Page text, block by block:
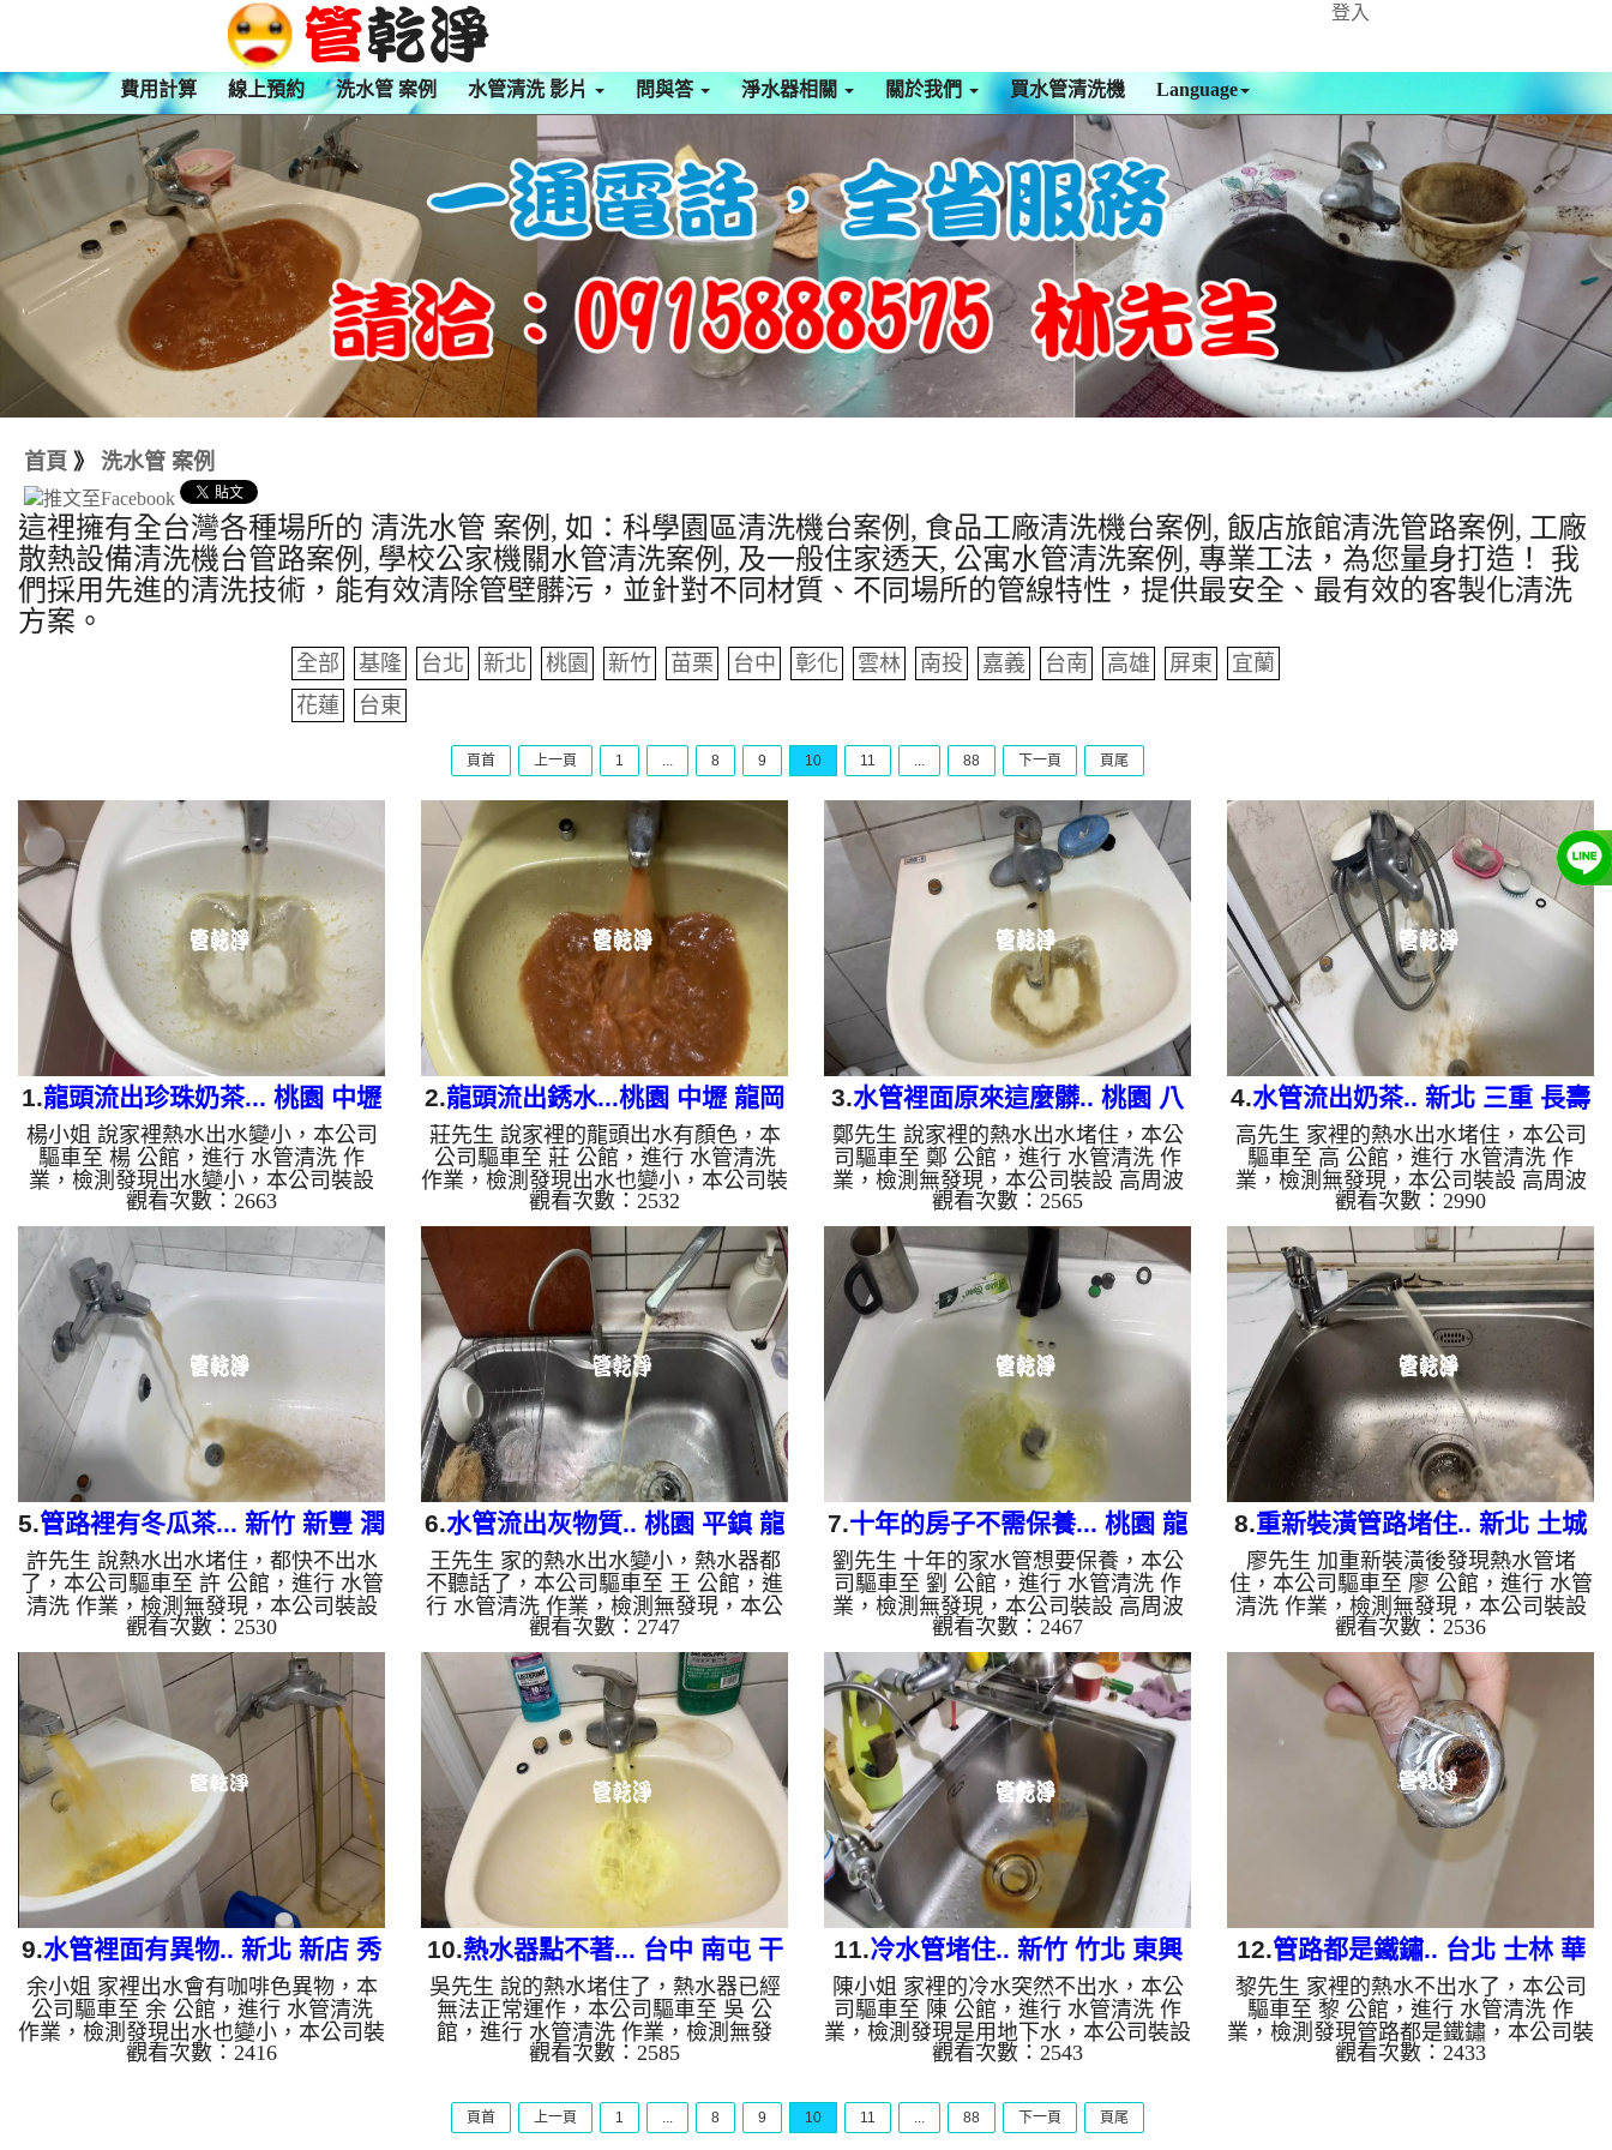
登入
費用計算 線上預約 洗水管 案例 水管清洗 影片 問與答 淨水器相關 關於我們 買水管清洗機 Language
首頁 》 洗水管 案例
這裡擁有全台灣各種場所的 清洗水管 案例, 如：科學園區清洗機台案例, 食品工廠清洗機台案例, 飯店旅館清洗管路案例, 工廠
散熱設備清洗機台管路案例, 學校公家機關水管清洗案例, 及一般住家透天, 公寓水管清洗案例, 專業工法，為您量身打造！ 我
們採用先進的清洗技術，能有效清除管壁髒污，並針對不同材質、不同場所的管線特性，提供最安全、最有效的客製化清洗
方案。
全部 基隆 台北 新北 桃園 新竹 苗栗 台中 彰化 雲林 南投 嘉義 台南 高雄 屏東
宜蘭
花蓮
台東
頁首 上一頁 1 ... 8 9 10 11 ... 88 下一頁 頁尾
1.龍頭流出珍珠奶茶... 桃園 中壢
福全路 清洗水管
楊小姐 說家裡熱水出水變小，本公司
驅車至 楊 公館，進行 水管清洗 作
業，檢測發現出水變小，本公司裝設
高周波水管清洗機，灌入 檸檬酸 至水
管，等了約15分，開啟 水管清洗機 ，
啟動 螺旋波 模式，一開始就流出髒
水，突然變成奶茶色，還掉出一顆顆的
異物，就像是珍珠奶茶，兩個多小時
後，出水變乾淨出水量也恢復了。 如
是自來水，如水管老化，會產生鐵鏽跟
泥沙堆積，洗出來的水就會是咖啡色，
地下水含有氧化錳，管壁上會結成黑色
管垢，洗出來的水會跟石油一樣黑，有
些洗出綠色的水，是因為裡面有銅的物
質，生鏽產生...
觀看次數：2663
2.龍頭流出銹水...桃園 中壢 龍岡
路 水管清洗
莊先生 說家裡的龍頭出水有顏色，本
公司驅車至 莊 公館，進行 水管清洗
作業，檢測發現出水也變小，本公司裝
設 高周波水管清洗機，灌入 檸檬酸 至
水管，等了約15分，開啟 水管清洗機
，啟動 螺旋波 模式，剛洗水管就如滔
滔江水，好髒的鐵鏽水，後來流出奶白
色髒水，兩個多小時後，出水變乾淨出
水量也恢復了。 如是自來水，如水管
老化，會產生鐵鏽跟泥沙堆積，洗出來
的水就會是咖啡色，地下水含有氧化
錳，管壁上會結成黑色管垢，洗出來的
水會跟石油一樣黑，有些洗出綠色的
水，是因為裡面有銅的物質，生鏽產生
銅綠，如...
觀看次數：2532
3.水管裡面原來這麼髒.. 桃園 八
德 建德路 熱水管堵塞
鄭先生 說家裡的熱水出水堵住，本公
司驅車至 鄭 公館，進行 水管清洗 作
業，檢測無發現，本公司裝設 高周波
水管清洗機，灌入 檸檬酸 至水管，等
了約15分，開啟 水管清洗機 ，啟動 螺
旋波 模式，一洗水管就流出奶白色髒
水，忽然顏色變深，還掉出不少料，清
洗期間管路常常堵住，兩個多小時後，
熱水出水量恢復了。 如是自來水，如
水管老化，會產生鐵鏽跟泥沙堆積，洗
出來的水就會是咖啡色，地下水含有氧
化錳，管壁上會結成黑色管垢，洗出來
的水會跟石油一樣黑，有些洗出綠色的
水，是因為裡面有銅的物質，生鏽產生
銅綠，...
觀看次數：2565
4.水管流出奶茶.. 新北 三重 長壽
街 洗水管
高先生 家裡的熱水出水堵住，本公司
驅車至 高 公館，進行 水管清洗 作
業，檢測無發現，本公司裝設 高周波
水管清洗機，灌入 檸檬酸 至水管，等
了約15分，開啟 水管清洗機 ，啟動 螺
旋波 模式，一洗水管就流出奶茶色髒
水，還掉出不少料，顏色越來越深，兩
個多小時後，出水變乾淨熱水出水量也
恢復了。 如是自來水，如水管老化，
會產生鐵鏽跟泥沙堆積，洗出來的水就
會是咖啡色，地下水含有氧化錳，管壁
上會結成黑色管垢，洗出來的水會跟石
油一樣黑，有些洗出綠色的水，是因為
裡面有銅的物質，生鏽產生銅綠，如是
藍色的水...
觀看次數：2990
5.管路裡有冬瓜茶... 新竹 新豐 潤
泰街 清洗水管
許先生 說熱水出水堵住，都快不出水
了，本公司驅車至 許 公館，進行 水管
清洗 作業，檢測無發現，本公司裝設
高周波水管清洗機，灌入 檸檬酸 至水
管，等了約15分，開啟 水管清洗機 ，
啟動 螺旋波 模式，剛開始就流出髒
水，髒水顏色越來越深，兩個多小時
後，出水變乾淨熱水量也恢復了。 如
是自來水，如水管老化，會產生鐵鏽跟
泥沙堆積，洗出來的水就會是咖啡色，
地下水含有氧化錳，管壁上會結成黑色
管垢，洗出來的水會跟石油一樣黑，有
些洗出綠色的水，是因為裡面有銅的物
質，生鏽產生銅綠，如是藍色的水，是
因為水龍...
觀看次數：2530
6.水管流出灰物質.. 桃園 平鎮 龍
安路 水管清洗
王先生 家的熱水出水變小，熱水器都
不聽話了，本公司驅車至 王 公館，進
行 水管清洗 作業，檢測無發現，本公
司裝設 高周波水管清洗機，灌入 檸檬
酸 至水管，等了約15分，開啟 水管清
洗機 ，啟動 螺旋波 模式，剛開始洗水
管就流出髒水，忽然變成灰色的髒水，
兩個多小時後，出水變乾淨熱水出水量
也恢復了。 如是自來水，如水管老
化，會產生鐵鏽跟泥沙堆積，洗出來的
水就會是咖啡色，地下水含有氧化錳，
管壁上會結成黑色管垢，洗出來的水會
跟石油一樣黑，有些洗出綠色的水，是
因為裡面有銅的物質，生鏽產生銅綠，
如是藍...
觀看次數：2747
7.十年的房子不需保養... 桃園 龍
潭 東龍路 洗水管
劉先生 十年的家水管想要保養，本公
司驅車至 劉 公館，進行 水管清洗 作
業，檢測無發現，本公司裝設 高周波
水管清洗機，灌入 檸檬酸 至水管，等
了約15分，開啟 水管清洗機 ，啟動 螺
旋波 模式，剛開始流出黃色髒水，還
掉出不少碳酸鈣，兩個多小時後，出水
變乾淨出水量也變大了。 如是自來
水，如水管老化，會產生鐵鏽跟泥沙堆
積，洗出來的水就會是咖啡色，地下水
含有氧化錳，管壁上會結成黑色管垢，
洗出來的水會跟石油一樣黑，有些洗出
綠色的水，是因為裡面有銅的物質，生
鏽產生銅綠，如是藍色的水，是因為水
龍頭合金...
觀看次數：2467
8.重新裝潢管路堵住.. 新北 土城
學府路 清洗水管
廖先生 加重新裝潢後發現熱水管堵
住，本公司驅車至 廖 公館，進行 水管
清洗 作業，檢測無發現，本公司裝設
高周波水管清洗機，灌入 檸檬酸 至水
管，等了約15分，開啟 水管清洗機 ，
啟動 螺旋波 模式，剛開始流出灰色髒
水，泥水源源不絕，兩個多小時後，熱
水出水量恢復正常了。 如是自來水，
如水管老化，會產生鐵鏽跟泥沙堆積，
洗出來的水就會是咖啡色，地下水含有
氧化錳，管壁上會結成黑色管垢，洗出
來的水會跟石油一樣黑，有些洗出綠色
的水，是因為裡面有銅的物質，生鏽產
生銅綠，如是藍色的水，是因為水龍頭
觀看次數：2536
9.水管裡面有異物.. 新北 新店 秀
水路 水管清洗
余小姐 家裡出水會有咖啡色異物，本
公司驅車至 余 公館，進行 水管清洗
作業，檢測發現出水也變小，本公司裝
設 高周波水管清洗機，灌入 檸檬酸 至
觀看次數：2416
10.熱水器點不著... 台中 南屯 干
城街 洗水管
吳先生 說的熱水堵住了，熱水器已經
無法正常運作，本公司驅車至 吳 公
館，進行 水管清洗 作業，檢測無發
現，本公司裝設 高周波水管清洗機，
啟 水管清洗機 ，啟動 螺旋波 模式，
剛開始流出黃色髒水，突然變成泥水，
觀看次數：2585
11.冷水管堵住.. 新竹 竹北 東興
路 清洗水管
陳小姐 家裡的冷水突然不出水，本公
司驅車至 陳 公館，進行 水管清洗 作
業，檢測發現是用地下水，本公司裝設
高周波水管清洗機，灌入 檸檬酸 至水
啟動 螺旋波 模式，剛開始幾乎沒水，
後來流出咖啡色髒水，顏色越來越深，
觀看次數：2543
12.管路都是鐵鏽.. 台北 士林 華
齡街 水管清洗
黎先生 家裡的熱水不出水了，本公司
驅車至 黎 公館，進行 水管清洗 作
業，檢測發現管路都是鐵鏽，本公司裝
設 高周波水管清洗機，灌入 檸檬酸 至
觀看次數：2433
頁首 上一頁 1 ... 8 9 10 11 ... 88 下一頁 頁尾